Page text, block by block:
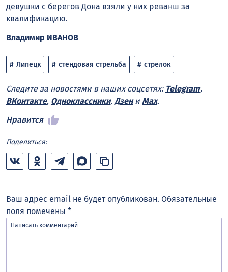
девушки с берегов Дона взяли у них реванш за
квалификацию.
Владимир ИВАНОВ
Липецк стендовая стрельба стрелок
Следите за новостями в наших соцсетях: Telegram,
ВКонтакте, Одноклассники, Дзени Max.
Нравится
Поделиться:
Ваш адрес email не будет опубликован. Обязательные
поля помечены *